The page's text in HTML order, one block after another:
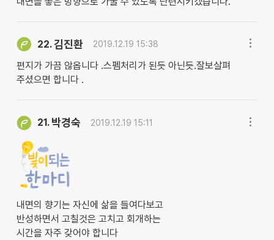
22.김진환 2019.12.19 15:38
편지가 가끔 않옵니다 .스펨처리가 된듯 아닌듯.잘보살펴
주셨으면 합니다 .
21. 박경숙 2019.12.19 15:11
내면의 향기는 자신에 삶을 들여다보고
반성하면서 고칠것은 고치고 회개하는
시간을 자주 갖어야 합니다